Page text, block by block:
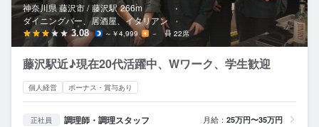
神奈川県 藤沢市 / 藤沢駅 266m
ダイニングバー、居酒屋、イタリアン
3.08 ～￥4,999 － 22席
藤沢駅近♪現在20代活躍中、Wワーク、学生歓迎
個人経営 ボーナス・賞与あり
正社員 調理師・調理スタッフ 月給： 25万円〜35万円